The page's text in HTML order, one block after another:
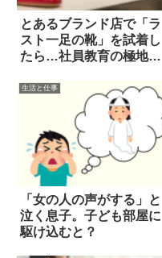
とあるブランド店で「ラ
スト一足の靴」を試着し
たら…社員教育の極地を
生活と仕事
「女の人の声がする」と
泣く息子。子ども部屋に
駆け込むと？